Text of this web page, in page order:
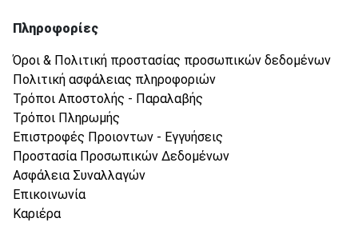
Πληροφορίες
Όροι & Πολιτική προστασίας προσωπικών δεδομένων
Πολιτική ασφάλειας πληροφοριών
Τρόποι Αποστολής - Παραλαβής
Τρόποι Πληρωμής
Επιστροφές Προιοντων - Εγγυήσεις
Προστασία Προσωπικών Δεδομένων
Ασφάλεια Συναλλαγών
Επικοινωνία
Καριέρα